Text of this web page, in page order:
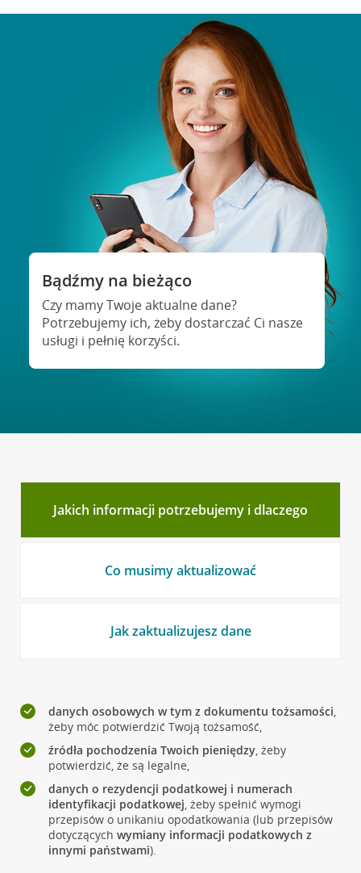
Bądźmy na bieżąco
Czy mamy Twoje aktualne dane?
Potrzebujemy ich, żeby dostarczać Ci nasze
usługi i pełnię korzyści.
Jakich informacji potrzebujemy i dlaczego
Co musimy aktualizować
Jak zaktualizujesz dane
danych osobowych w tym z dokumentu tożsamości,
żeby móc potwierdzić Twoją tożsamość,
źródła pochodzenia Twoich pieniędzy, żeby
potwierdzić, że są legalne,
danych o rezydencji podatkowej i numerach
identyfikacji podatkowej, żeby spełnić wymogi
przepisów o unikaniu opodatkowania (lub przepisów
dotyczących wymiany informacji podatkowych z
innymi państwami).